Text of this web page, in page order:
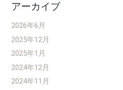
アーカイブ
2026年6月
2025年12月
2025年1月
2024年12月
2024年11月